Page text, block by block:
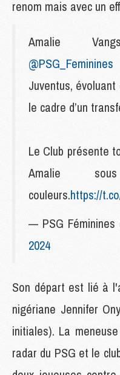
renom mais avec un
Amalie
@PSG_Feminines
Juventus,
le cadre d’un
Le Club présente
Amalie
couleurs.https://
— PSG Féminines
2024
Son départ est lié à
nigériane Jennifer
initiales). La
radar du PSG et le